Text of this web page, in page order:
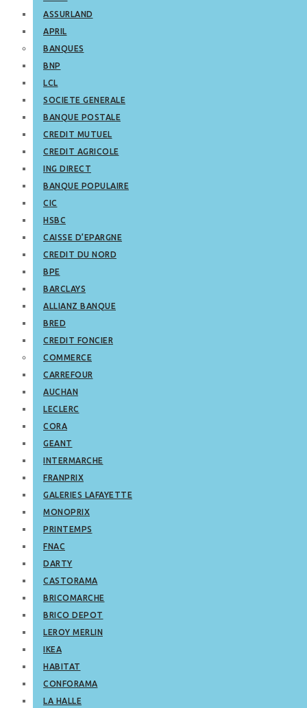
ASSURLAND
APRIL
BANQUES
BNP
LCL
SOCIETE GENERALE
BANQUE POSTALE
CREDIT MUTUEL
CREDIT AGRICOLE
ING DIRECT
BANQUE POPULAIRE
CIC
HSBC
CAISSE D’EPARGNE
CREDIT DU NORD
BPE
BARCLAYS
ALLIANZ BANQUE
BRED
CREDIT FONCIER
COMMERCE
CARREFOUR
AUCHAN
LECLERC
CORA
GEANT
INTERMARCHE
FRANPRIX
GALERIES LAFAYETTE
MONOPRIX
PRINTEMPS
FNAC
DARTY
CASTORAMA
BRICOMARCHE
BRICO DEPOT
LEROY MERLIN
IKEA
HABITAT
CONFORAMA
LA HALLE